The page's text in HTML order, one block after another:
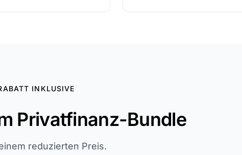
INKLUSIVE
Privatfinanz-Bundle
reduzierten Preis.